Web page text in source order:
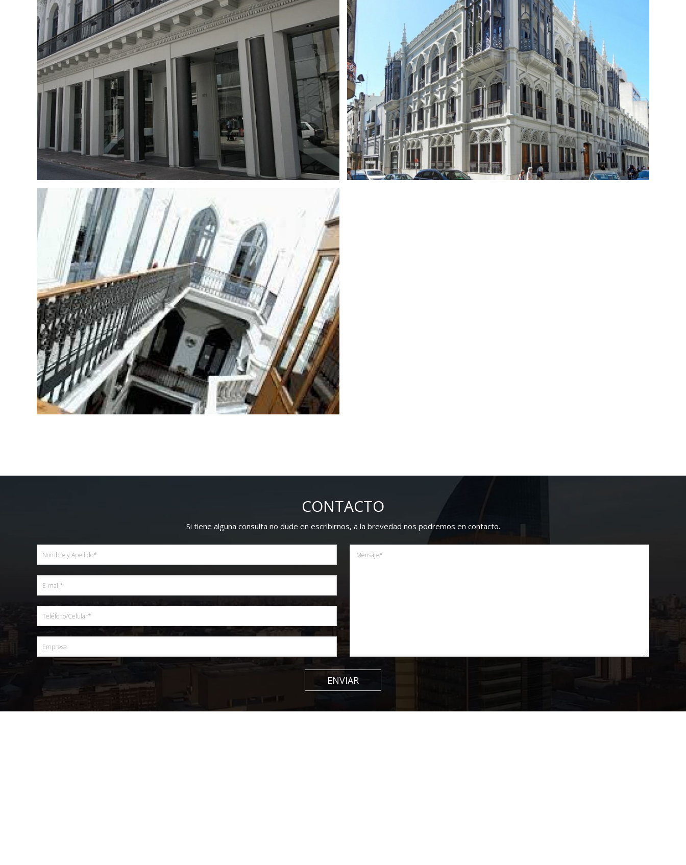
CONTACTO
Si tiene alguna consulta no dude en escribirnos, a la brevedad nos podremos en contacto.
ENVIAR